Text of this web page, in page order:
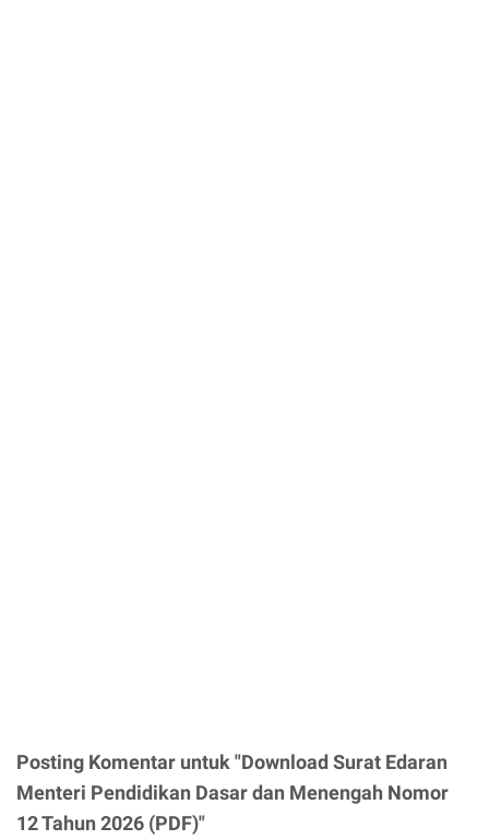
Posting Komentar untuk "Download Surat Edaran
Menteri Pendidikan Dasar dan Menengah Nomor
12 Tahun 2026 (PDF)"